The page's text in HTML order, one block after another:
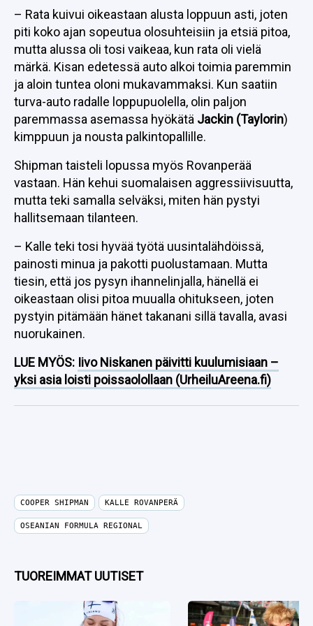
– Rata kuivui oikeastaan alusta loppuun asti, joten
piti koko ajan sopeutua olosuhteisiin ja etsiä pitoa,
mutta alussa oli tosi vaikeaa, kun rata oli vielä
märkä. Kisan edetessä auto alkoi toimia paremmin
ja aloin tuntea oloni mukavammaksi. Kun saatiin
turva-auto radalle loppupuolella, olin paljon
paremmassa asemassa hyökätä Jackin (Taylorin)
kimppuun ja nousta palkintopallille.
Shipman taisteli lopussa myös Rovanperää
vastaan. Hän kehui suomalaisen aggressiivisuutta,
mutta teki samalla selväksi, miten hän pystyi
hallitsemaan tilanteen.
– Kalle teki tosi hyvää työtä uusintalähdöissä,
painosti minua ja pakotti puolustamaan. Mutta
tiesin, että jos pysyn ihannelinjalla, hänellä ei
oikeastaan olisi pitoa muualla ohitukseen, joten
pystyin pitämään hänet takanani sillä tavalla, avasi
nuorukainen.
LUE MYÖS: Iivo Niskanen päivitti kuulumisiaan –
yksi asia loisti poissaolollaan (UrheiluAreena.fi)
COOPER SHIPMAN KALLE ROVANPERÄ
OSEANIAN FORMULA REGIONAL
TUOREIMMAT UUTISET